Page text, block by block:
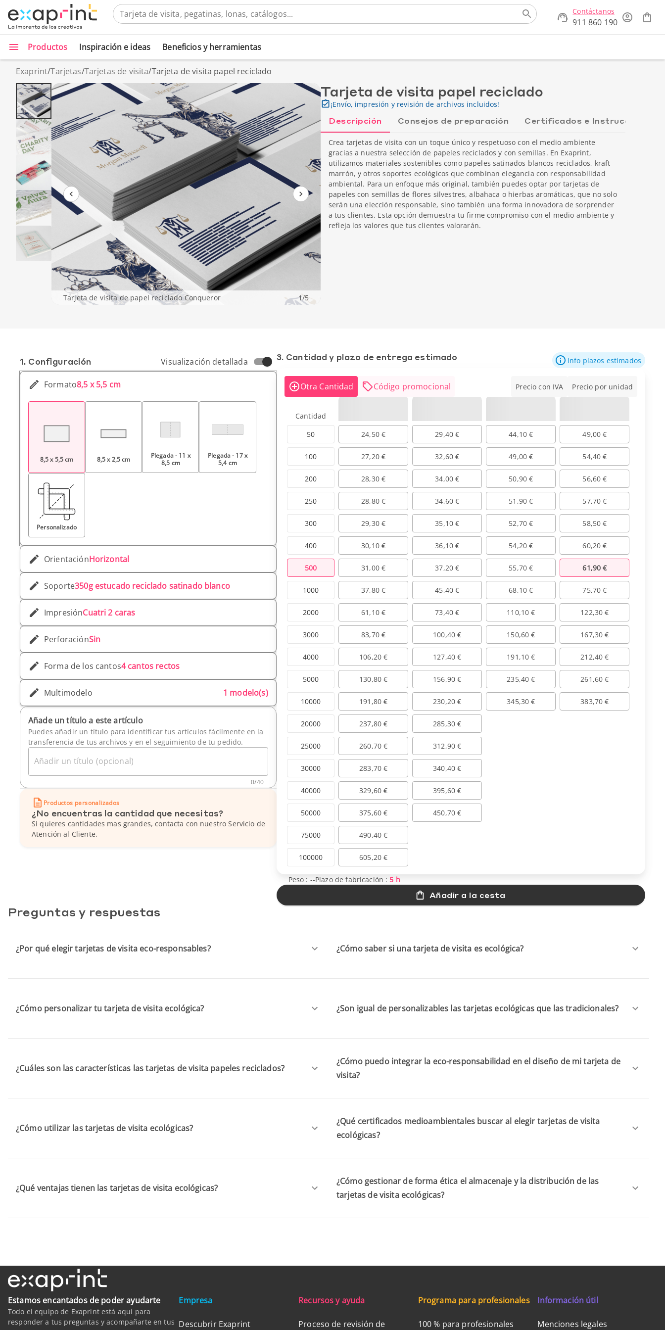
Contáctanos
911 860 190
Productos Inspiración e ideas Beneficios y herramientas
Exaprint/Tarjetas/Tarjetas de visita/Tarjeta de visita papel reciclado
Tarjeta de visita de papel reciclado Conqueror 1/5
Tarjeta de visita papel reciclado
¡Envío, impresión y revisión de archivos incluidos!
Descripción Consejos de preparación Certificados e Instrucciones
Crea tarjetas de visita con un toque único y respetuoso con el medio ambiente
gracias a nuestra selección de papeles reciclados y con semillas. En Exaprint,
utilizamos materiales sostenibles como papeles satinados blancos reciclados, kraft
marrón, y otros soportes ecológicos que combinan elegancia con responsabilidad
ambiental. Para un enfoque más original, también puedes optar por tarjetas de
papeles con semillas de flores silvestres, albahaca o hierbas aromáticas, que no solo
serán una elección responsable, sino también una forma innovadora de sorprender
a tus clientes. Esta opción demuestra tu firme compromiso con el medio ambiente y
refleja los valores que tus clientes valorarán.
1. Conf­iguración Visualización detallada
Formato8,5 x 5,5 cm
8,5 x 5,5 cm 8,5 x 2,5 cm
Plegada - 11 x
8,5 cm
Plegada - 17 x
5,4 cm
Personalizado
OrientaciónHorizontal
Soporte350g estucado reciclado satinado blanco
ImpresiónCuatri 2 caras
PerforaciónSin
Forma de los cantos4 cantos rectos
Multimodelo 1 modelo(s)
Añade un título a este artículo
Puedes añadir un título para identificar tus artículos fácilmente en la
transferencia de tus archivos y en el seguimiento de tu pedido.
Añadir un título (opcional)
0/40
Productos personalizados
¿No encuentras la cantidad que necesitas?
Si quieres cantidades mas grandes, contacta con nuestro Servicio de
Atención al Cliente.
3. Cantidad y plazo de entrega estimado Info plazos estimados
Otra Cantidad Código promocional Precio con IVA Precio por unidad
Cantidad
50
100
200
250
300
400
500
1000
2000
3000
4000
5000
10000
20000
25000
30000
40000
50000
75000
100000
24,50 € 29,40 € 44,10 € 49,00 €
27,20 € 32,60 € 49,00 € 54,40 €
28,30 € 34,00 € 50,90 € 56,60 €
28,80 € 34,60 € 51,90 € 57,70 €
29,30 € 35,10 € 52,70 € 58,50 €
30,10 € 36,10 € 54,20 € 60,20 €
31,00 € 37,20 € 55,70 € 61,90 €
37,80 € 45,40 € 68,10 € 75,70 €
61,10 € 73,40 € 110,10 € 122,30 €
83,70 € 100,40 € 150,60 € 167,30 €
106,20 € 127,40 € 191,10 € 212,40 €
130,80 € 156,90 € 235,40 € 261,60 €
191,80 € 230,20 € 345,30 € 383,70 €
237,80 € 285,30 €
260,70 € 312,90 €
283,70 € 340,40 €
329,60 € 395,60 €
375,60 € 450,70 €
490,40 €
605,20 €
Peso : --Plazo de fabricación : 5 h
Añadir a la cesta
Preguntas y respuestas
¿Por qué elegir tarjetas de visita eco-responsables?
¿Cómo personalizar tu tarjeta de visita ecológica?
¿Cuáles son las características las tarjetas de visita papeles reciclados?
¿Cómo utilizar las tarjetas de visita ecológicas?
¿Qué ventajas tienen las tarjetas de visita ecológicas?
¿Cómo saber si una tarjeta de visita es ecológica?
¿Son igual de personalizables las tarjetas ecológicas que las tradicionales?
¿Cómo puedo integrar la eco-responsabilidad en el diseño de mi tarjeta de
visita?
¿Qué certificados medioambientales buscar al elegir tarjetas de visita
ecológicas?
¿Cómo gestionar de forma ética el almacenaje y la distribución de las
tarjetas de visita ecológicas?
Estamos encantados de poder ayudarte
Todo el equipo de Exaprint está aquí para
responder a tus preguntas y acompañarte en tus
Empresa
Descubrir Exaprint
Recursos y ayuda
Proceso de revisión de
Programa para profesionales
100 % para profesionales
Información útil
Menciones legales